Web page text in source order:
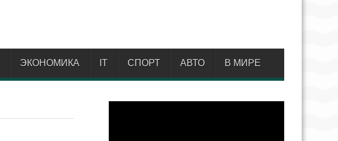
ЭКОНОМИКА IT СПОРТ АВТО В МИРЕ